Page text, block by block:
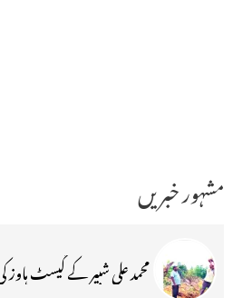
مشہور خبریں
محمد علی شبیر کے گیسٹ ہاوز